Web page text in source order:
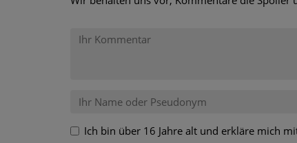
Ich bin über 16 Jahre alt und erkläre mich